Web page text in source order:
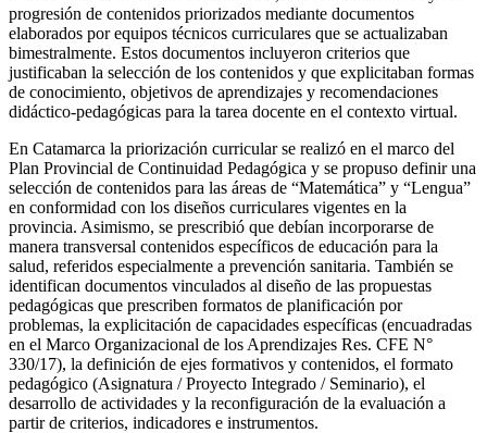
progresión de contenidos priorizados mediante documentos
elaborados por equipos técnicos curriculares que se actualizaban
bimestralmente. Estos documentos incluyeron criterios que
justificaban la selección de los contenidos y que explicitaban formas
de conocimiento, objetivos de aprendizajes y recomendaciones
didáctico-pedagógicas para la tarea docente en el contexto virtual.
En Catamarca la priorización curricular se realizó en el marco del
Plan Provincial de Continuidad Pedagógica y se propuso definir una
selección de contenidos para las áreas de “Matemática” y “Lengua”
en conformidad con los diseños curriculares vigentes en la
provincia. Asimismo, se prescribió que debían incorporarse de
manera transversal contenidos específicos de educación para la
salud, referidos especialmente a prevención sanitaria. También se
identifican documentos vinculados al diseño de las propuestas
pedagógicas que prescriben formatos de planificación por
problemas, la explicitación de capacidades específicas (encuadradas
en el Marco Organizacional de los Aprendizajes Res. CFE N°
330/17), la definición de ejes formativos y contenidos, el formato
pedagógico (Asignatura / Proyecto Integrado / Seminario), el
desarrollo de actividades y la reconfiguración de la evaluación a
partir de criterios, indicadores e instrumentos.